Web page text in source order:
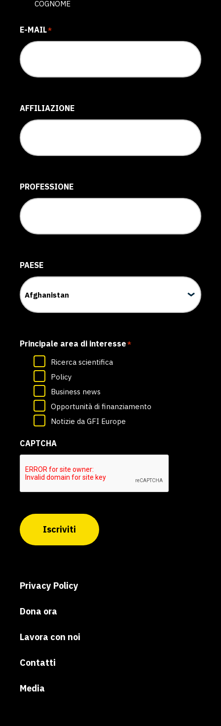
COGNOME
E-MAIL*
AFFILIAZIONE
PROFESSIONE
PAESE
Principale area di interesse*
Ricerca scientifica
Policy
Business news
Opportunità di finanziamento
Notizie da GFI Europe
CAPTCHA
Iscriviti
Privacy Policy
Dona ora
Lavora con noi
Contatti
Media